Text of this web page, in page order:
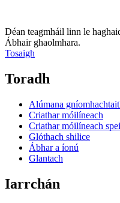
Déan teagmháil linn le
Ábhair ghaolmhara.
Tosaigh
Toradh
Alúmana
Criathar móilíneach
Criathar móilíneach
Glóthach shilice
Ábhar a íonú
Glantach
Iarrchán